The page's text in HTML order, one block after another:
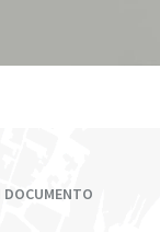
DOCUMENTO